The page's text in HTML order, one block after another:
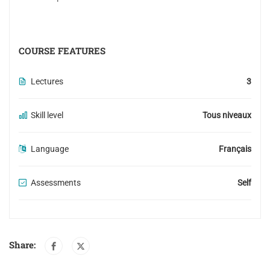
COURSE FEATURES
Lectures 3
Skill level Tous niveaux
Language Français
Assessments Self
Share: